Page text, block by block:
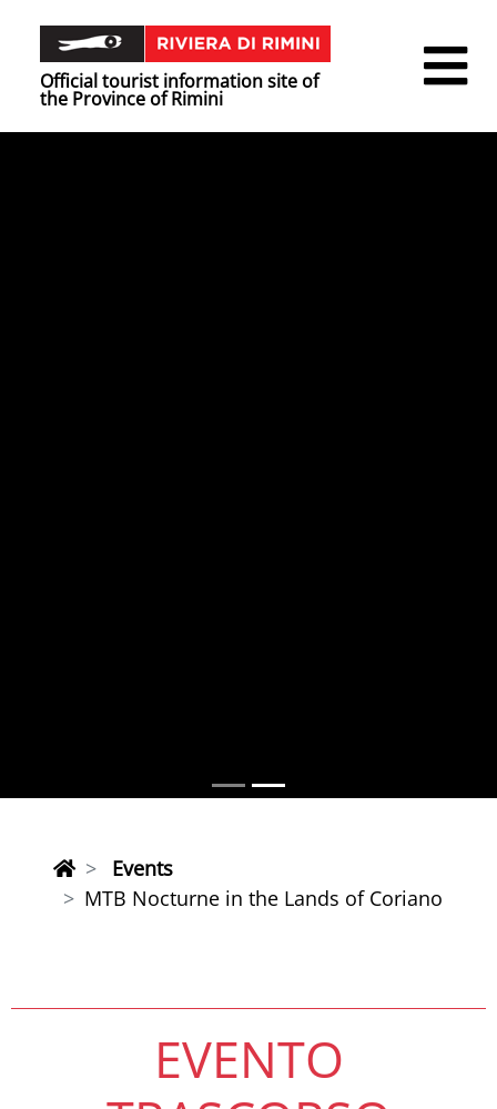
Official tourist information site of
the Province of Rimini
Events
MTB Nocturne in the Lands of Coriano
EVENTO